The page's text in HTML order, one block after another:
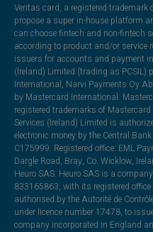
Veritas card, a registered
propose a super in-house platform
can choose fintech and non-fintech
according to product and/or service
issuers for accounts and payment
(Ireland) Limited (trading as PCSIL)
International, Narvi Payments Oy
by Mastercard International.
registered trademarks of
Services (Ireland) Limited is
electronic money by the Central
C175999. Registered office: EML
Dargle Road, Bray, Co. Wicklow,
Heuro SAS. Heuro SAS is a
833165863, with its registered
authorised by the Autorité de
under licence number 17478, to
company incorporated in England